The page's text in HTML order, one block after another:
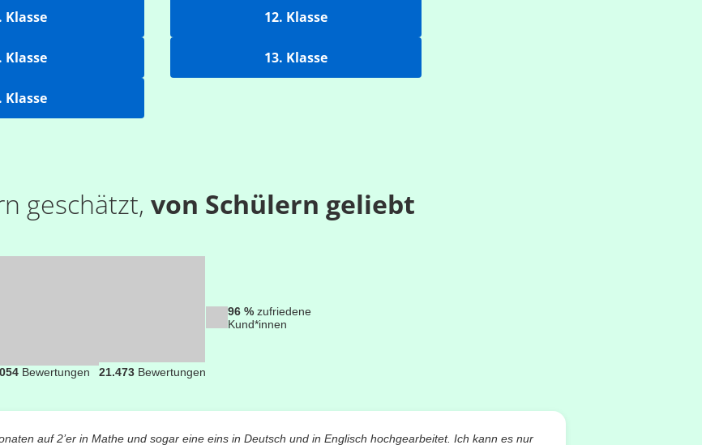
Klasse
Klasse
Klasse
12. Klasse
13. Klasse
geschätzt, von Schülern geliebt
Bewertungen 21.473Bewertungen
96 %zufriedene
Kund*innen
auf 2’er in Mathe und sogar eine eins in Deutsch und in Englisch hochgearbeitet. Ich kann es nur